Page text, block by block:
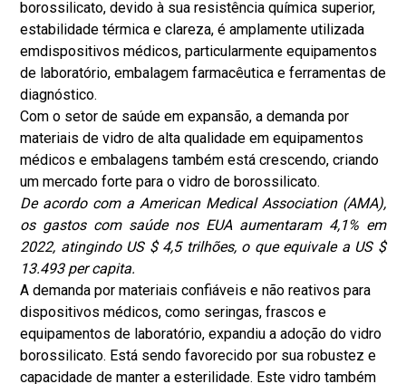
borossilicato, devido à sua resistência química superior,
estabilidade térmica e clareza, é amplamente utilizada
emdispositivos médicos, particularmente equipamentos
de laboratório, embalagem farmacêutica e ferramentas de
diagnóstico.
Com o setor de saúde em expansão, a demanda por
materiais de vidro de alta qualidade em equipamentos
médicos e embalagens também está crescendo, criando
um mercado forte para o vidro de borossilicato.
De acordo com a American Medical Association (AMA),
os gastos com saúde nos EUA aumentaram 4,1% em
2022, atingindo US $ 4,5 trilhões, o que equivale a US $
13.493 per capita.
A demanda por materiais confiáveis e não reativos para
dispositivos médicos, como seringas, frascos e
equipamentos de laboratório, expandiu a adoção do vidro
borossilicato. Está sendo favorecido por sua robustez e
capacidade de manter a esterilidade. Este vidro também